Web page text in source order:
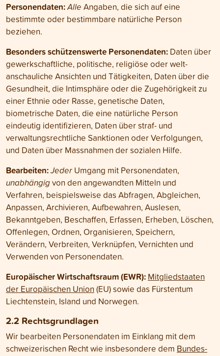
Personen­daten:Alle Angaben, die sich auf eine
bestimmte oder bestimmbare natürliche Person
beziehen.
Besonders schützenswerte Personen­daten: Daten über
gewerk­schaftliche, politische, religiöse oder welt­
anschauliche Ansichten und Tätigkeiten, Daten über die
Gesund­heit, die Intim­sphäre oder die Zugehörigkeit zu
einer Ethnie oder Rasse, genetische Daten,
biometrische Daten, die eine natürliche Person
eindeutig identifizieren, Daten über straf- und
verwaltungs­rechtliche Sanktionen oder Verfolgungen,
und Daten über Mass­nahmen der sozialen Hilfe.
Bearbeiten:Jeder Umgang mit Personen­daten,
unabhängigvon den angewandten Mitteln und
Verfahren, beispielsweise das Abfragen, Abgleichen,
Anpassen, Archivieren, Aufbewahren, Auslesen,
Bekannt­geben, Beschaffen, Erfassen, Erheben, Löschen,
Offenlegen, Ordnen, Organisieren, Speichern,
Verändern, Verbreiten, Verknüpfen, Vernichten und
Verwenden von Personen­daten.
Europäischer Wirtschafts­raum (EWR): Mitglied­staaten
der Europäischen Union (EU) sowie das Fürstentum
Liechten­stein, Island und Norwegen.
2.2 Rechts­grundlagen
Wir bearbeiten Personen­daten im Einklang mit dem
schweizerischen Recht wie insbesondere dem Bundes­